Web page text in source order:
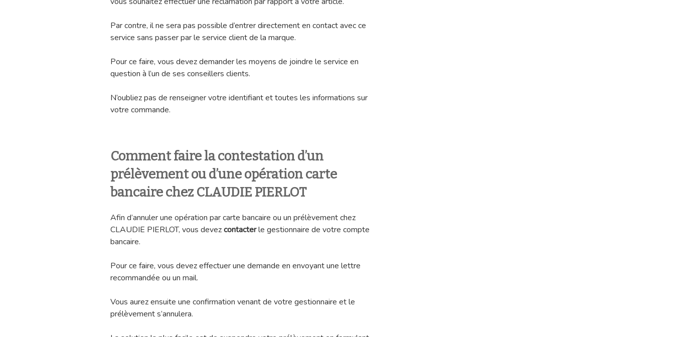
Par contre, il ne sera pas possible d’entrer directement en contact avec ce
service sans passer par le service client de la marque.
Pour ce faire, vous devez demander les moyens de joindre le service en
question à l’un de ses conseillers clients.
N’oubliez pas de renseigner votre identifiant et toutes les informations sur
votre commande.
Comment faire la contestation d’un
prélèvement ou d’une opération carte
bancaire chez CLAUDIE PIERLOT
Afin d’annuler une opération par carte bancaire ou un prélèvement chez
CLAUDIE PIERLOT, vous devezcontacterle gestionnaire de votre compte
bancaire.
Pour ce faire, vous devez effectuer une demande en envoyant une lettre
recommandée ou un mail.
Vous aurez ensuite une confirmation venant de votre gestionnaire et le
prélèvement s’annulera.